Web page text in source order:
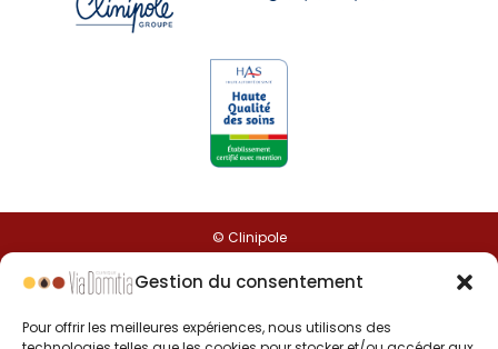
Gestion du consentement
Pour offrir les meilleures expériences, nous utilisons des
© Clinipole
Presse
Annuaire praticiens